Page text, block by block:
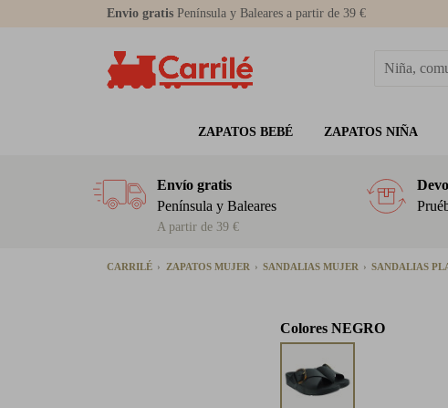
Envio gratis Península y Baleares a partir de 39 €
ZAPATOS BEBÉ ZAPATOS NIÑA
Envío gratis
Península y Baleares
A partir de 39 €
CARRILÉ ZAPATOS MUJER SANDALIAS MUJER SANDALIAS
Colores NEGRO